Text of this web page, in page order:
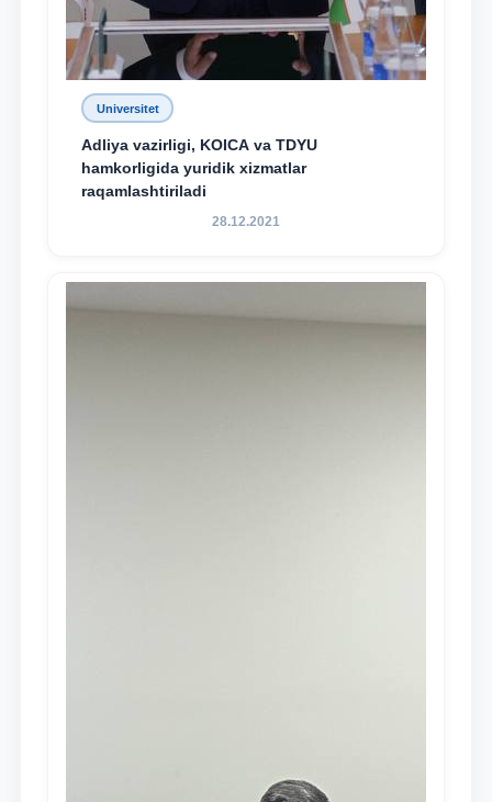
Universitet
Adliya vazirligi, KOICA va TDYU
hamkorligida yuridik xizmatlar
raqamlashtiriladi
28.12.2021